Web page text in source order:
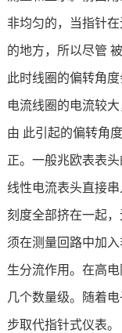
非均匀的，当指针
的地方，所以尽管
此时线圈的偏转角
电流线圈的电流较
由 此引起的偏转角
正。一般兆欧表表
线性电流表头直接
刻度全部挤在一起
须在测量回路中加
生分流作用。在高
几个数量级。随着
步取代指针式仪表。